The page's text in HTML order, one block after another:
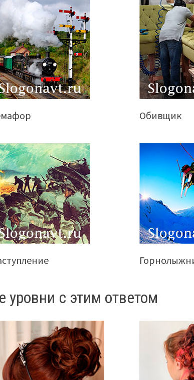
Обивщик
уровни с этим ответом